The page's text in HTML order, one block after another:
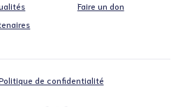
Faire un don
de confidentialité